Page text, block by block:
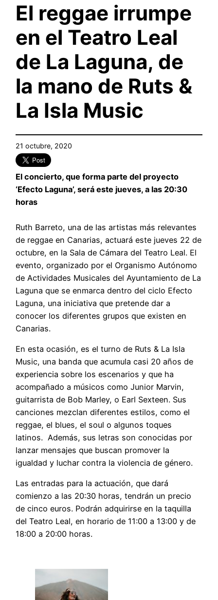
El reggae irrumpe
en el Teatro Leal
de La Laguna, de
la mano de Ruts &
La Isla Music
21 octubre, 2020
El concierto, que forma parte del proyecto
‘Efecto Laguna’, será este jueves, a las 20:30
horas
Ruth Barreto, una de las artistas más relevantes
de reggae en Canarias, actuará este jueves 22 de
octubre, en la Sala de Cámara del Teatro Leal. El
evento, organizado por el Organismo Autónomo
de Actividades Musicales del Ayuntamiento de La
Laguna que se enmarca dentro del ciclo Efecto
Laguna, una iniciativa que pretende dar a
conocer los diferentes grupos que existen en
Canarias.
En esta ocasión, es el turno de Ruts & La Isla
Music, una banda que acumula casi 20 años de
experiencia sobre los escenarios y que ha
acompañado a músicos como Junior Marvin,
guitarrista de Bob Marley, o Earl Sexteen. Sus
canciones mezclan diferentes estilos, como el
reggae, el blues, el soul o algunos toques
latinos. Además, sus letras son conocidas por
lanzar mensajes que buscan promover la
igualdad y luchar contra la violencia de género.
Las entradas para la actuación, que dará
comienzo a las 20:30 horas, tendrán un precio
de cinco euros. Podrán adquirirse en la taquilla
del Teatro Leal, en horario de 11:00 a 13:00 y de
18:00 a 20:00 horas.